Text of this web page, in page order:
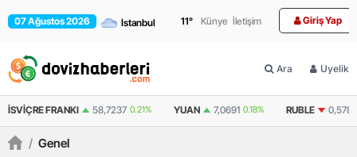
07 Ağustos 2026 11° Künye İletişim Giriş Yap
Ara Üyelik
YUAN 7,0691 0.18% RUBLE 0,5780 -0.34% İSVEÇ KRONU 5,0133
/ Genel